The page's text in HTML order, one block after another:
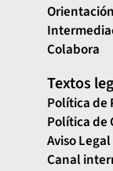
Colabora
Textos
Política de
Política de
Aviso Legal
Canal